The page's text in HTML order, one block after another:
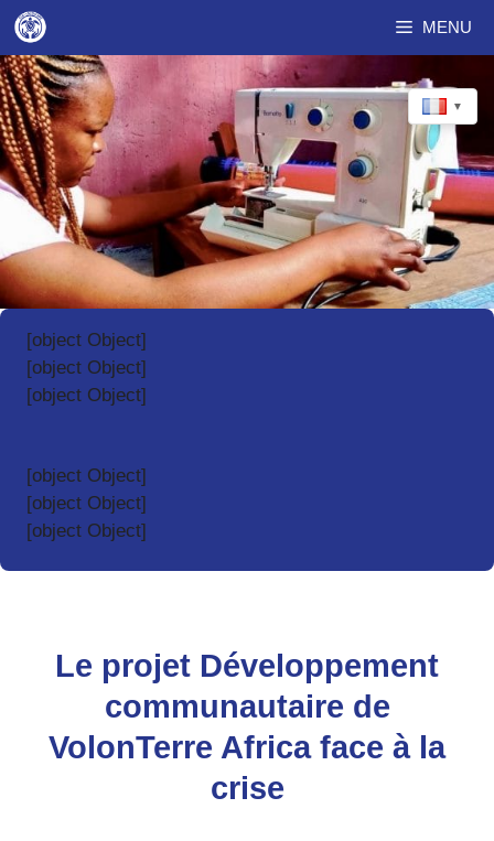
Aller
au
contenu
MENU
▼
[object Object]
[object Object]
[object Object]
[object Object]
[object Object]
[object Object]
Le projet Développement
communautaire de
VolonTerre Africa face à la
crise